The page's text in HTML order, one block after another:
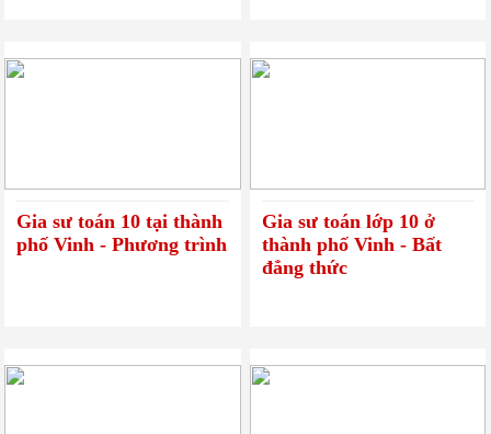
Gia sư toán 10 tại thành
phố Vinh - Phương trình
Gia sư toán lớp 10 ở
thành phố Vinh - Bất
đẳng thức